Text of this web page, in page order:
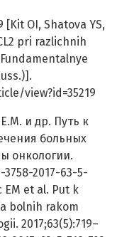
OI, Shatova YS,
pri razlichnih
view?id=35219
и др. Путь к
больных
онкологии.
3758-2017-63-5-
EM et al. Put k
bolnih rakom
2017;63(5):719–